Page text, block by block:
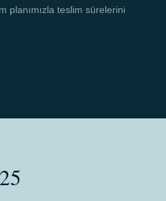
planımızla teslim sürelerini